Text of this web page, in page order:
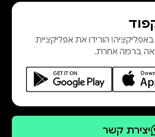
הורידו את אפליקציית
ברמה אחרת.
יצירת קשר